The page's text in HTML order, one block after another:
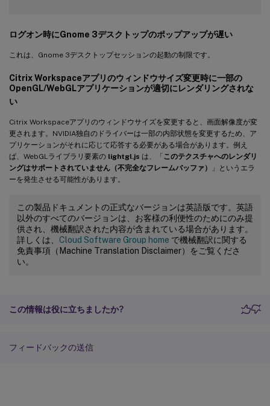
ログオン時にGnome 3デスクトップのポップアップが遅い
これは、Gnome 3デスクトップセッションの起動の制限です。
Citrix Workspaceアプリのウィンドウサイズ変更時に一部の
OpenGL/WebGLアプリケーションが適切にレンダリングされな
い
Citrix Workspaceアプリのウィンドウサイズを変更すると、画面解像度が変
更されます。NVIDIA独自のドライバーは一部の内部状態を変更するため、ア
プリケーションがそれに応じて応答する必要がある場合があります。例え
ば、WebGLライブラリ要素の lightgl.js は、「このテクスチャへのレンダリ
ングはサポートされていません（不完全なフレームバッファ）
」というエラ
ーを発生させる可能性があります。
この製品ドキュメントの正式なバージョンは英語版です。英語
以外のすべてのバージョンは、お客様の利便性のためにのみ提
供され、機械翻訳された内容が含まれている場合があります。
詳しくは、 Cloud Software Group home で機械翻訳に関する
免責事項（Machine Translation Disclaimer）をご覧くださ
い。
この情報は役に立ちましたか?
フィードバックの送信